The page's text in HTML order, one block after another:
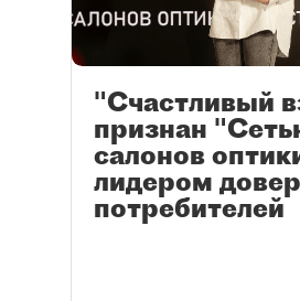
"Счастливый
признан
салонов
лидером
потребителей